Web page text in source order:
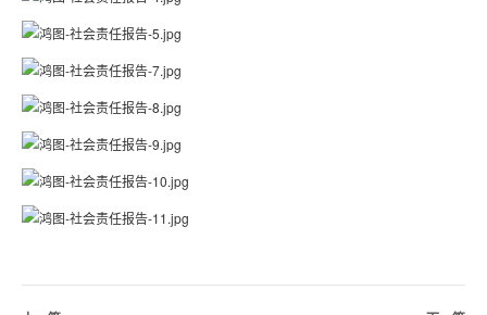
联系方式
在线留言